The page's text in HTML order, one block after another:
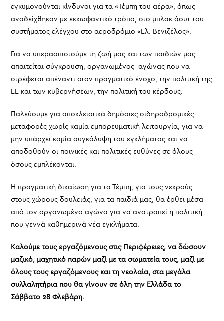
εγκυμονούνται κίνδυνοι για τα «Τέμπη του αέρα», όπως
αναδείχθηκαν με εκκωφαντικό τρόπο, στο μπλακ άουτ του
συστήματος ελέγχου στο αεροδρόμιο «Ελ. Βενιζέλος».
Για να υπερασπιστούμε τη ζωή μας και των παιδιών μας
απαιτείται σύγκρουση, οργανωμένος αγώνας που να
στρέφεται απέναντι στον πραγματικό ένοχο, την πολιτική της
ΕΕ και των κυβερνήσεων, την πολιτική του κέρδους.
Παλεύουμε για αποκλειστικά δημόσιες σιδηροδρομικές
μεταφορές χωρίς καμία εμπορευματική λειτουργία, για να
μην υπάρχει καμία συγκάλυψη του εγκλήματος και να
αποδοθούν οι ποινικές και πολιτικές ευθύνες σε όλους
όσους εμπλέκονται.
Η πραγματική δικαίωση για τα Τέμπη, για τους νεκρούς
στους χώρους δουλειάς, για τα παιδιά μας, θα έρθει μέσα
από τον οργανωμένο αγώνα για να ανατραπεί η πολιτική
που γεννά καθημερινά νέα εγκλήματα.
Καλούμε τους εργαζόμενους στις Περιφέρειες, να δώσουν
μαζικό, μαχητικό παρών μαζί με τα σωματεία τους, μαζί με
όλους τους εργαζόμενους και τη νεολαία, στα μεγάλα
συλλαλητήρια που θα γίνουν σε όλη την Ελλάδα το
Σάββατο 28 Φλεβάρη.